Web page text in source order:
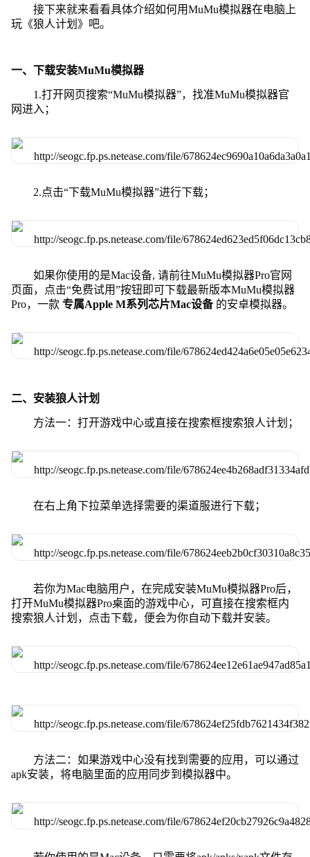
接下来就来看看具体介绍如何用MuMu模拟器在电脑上
玩《狼人计划》吧。
一、下载安装MuMu模拟器
1.打开网页搜索“MuMu模拟器”，找准MuMu模拟器官
网进入；
2.点击“下载MuMu模拟器”进行下载；
如果你使用的是Mac设备, 请前往MuMu模拟器Pro官网
页面，点击“免费试用”按钮即可下载最新版本MuMu模拟器
Pro，一款 专属Apple M系列芯片Mac设备 的安卓模拟器。
二、安装狼人计划
方法一：打开游戏中心或直接在搜索框搜索狼人计划；
在右上角下拉菜单选择需要的渠道服进行下载；
若你为Mac电脑用户，在完成安装MuMu模拟器Pro后，
打开MuMu模拟器Pro桌面的游戏中心，可直接在搜索框内
搜索狼人计划，点击下载，便会为你自动下载并安装。
方法二：如果游戏中心没有找到需要的应用，可以通过
apk安装，将电脑里面的应用同步到模拟器中。